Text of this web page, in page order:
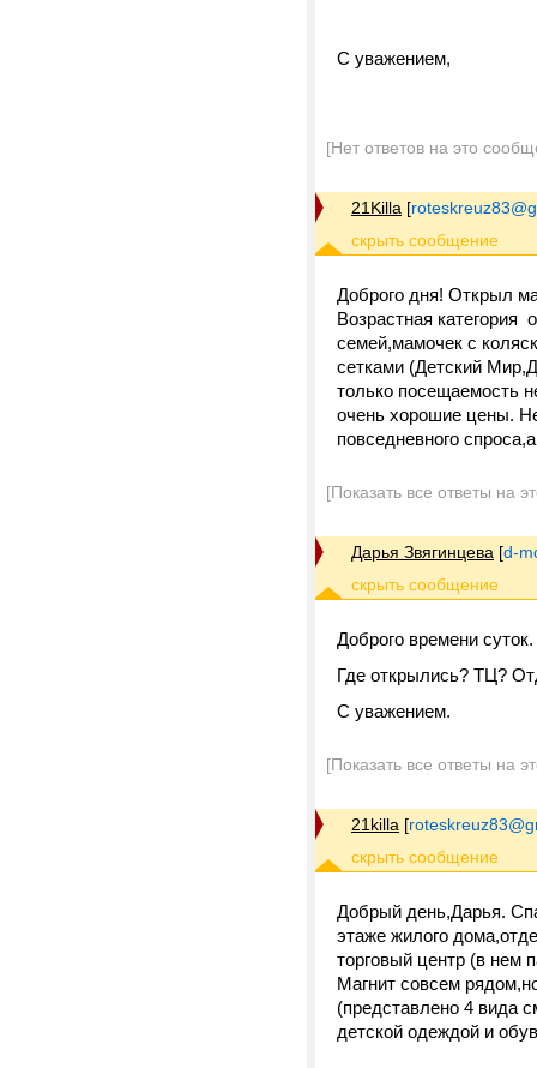
С уважением,
[Нет ответов на это
21Killa [
Доброго дня! Открыл
Возрастная категория
семей,мамочек с
сетками (Детский
только посещаемость
очень хорошие цены.
повседневного
[Показать все ответы на
Дарья Звягинцева [d-
Доброго времени суток.
Где открылись? ТЦ?
С уважением.
[Показать все ответы на
21killa [
Добрый день,Дарья.
этаже жилого
торговый центр (в нем
Магнит совсем
(представлено 4 вида
детской одеждой и